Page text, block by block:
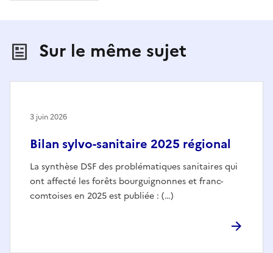
Sur le même sujet
Bilan sylvo-sanitaire 2025 régional
La synthèse DSF des problématiques sanitaires qui
ont affecté les forêts bourguignonnes et franc-
comtoises en 2025 est publiée : (…)
3 juin 2026